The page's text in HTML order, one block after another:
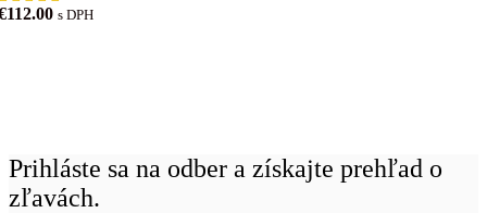
112.00 s DPH
Prihláste sa na odber a získajte prehľad o
zľavách.